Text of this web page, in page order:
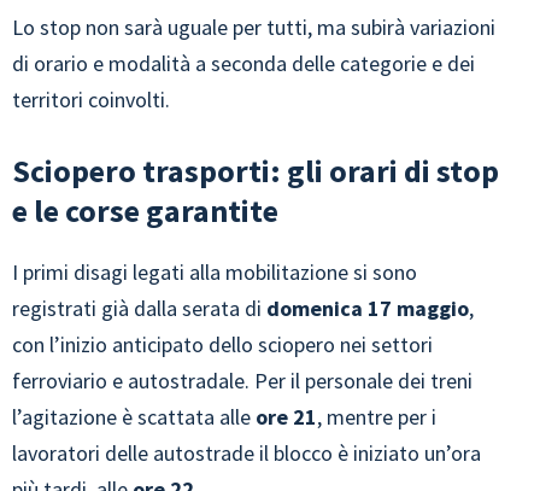
Lo stop non sarà uguale per tutti, ma subirà variazioni
di orario e modalità a seconda delle categorie e dei
territori coinvolti.
Sciopero trasporti: gli orari di stop
e le corse garantite
I primi disagi legati alla mobilitazione si sono
registrati già dalla serata di domenica 17 maggio,
con l’inizio anticipato dello sciopero nei settori
ferroviario e autostradale. Per il personale dei treni
l’agitazione è scattata alle ore 21, mentre per i
lavoratori delle autostrade il blocco è iniziato un’ora